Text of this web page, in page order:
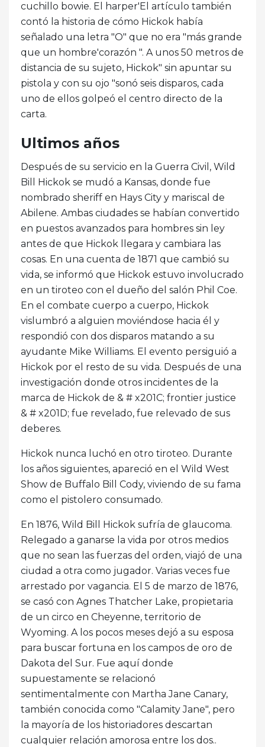
cuchillo bowie. El harper'El artículo también
contó la historia de cómo Hickok había
señalado una letra "O" que no era "más grande
que un hombre'corazón ". A unos 50 metros de
distancia de su sujeto, Hickok" sin apuntar su
pistola y con su ojo "sonó seis disparos, cada
uno de ellos golpeó el centro directo de la
carta.
Ultimos años
Después de su servicio en la Guerra Civil, Wild
Bill Hickok se mudó a Kansas, donde fue
nombrado sheriff en Hays City y mariscal de
Abilene. Ambas ciudades se habían convertido
en puestos avanzados para hombres sin ley
antes de que Hickok llegara y cambiara las
cosas. En una cuenta de 1871 que cambió su
vida, se informó que Hickok estuvo involucrado
en un tiroteo con el dueño del salón Phil Coe.
En el combate cuerpo a cuerpo, Hickok
vislumbró a alguien moviéndose hacia él y
respondió con dos disparos matando a su
ayudante Mike Williams. El evento persiguió a
Hickok por el resto de su vida. Después de una
investigación donde otros incidentes de la
marca de Hickok de & # x201C; frontier justice
& # x201D; fue revelado, fue relevado de sus
deberes.
Hickok nunca luchó en otro tiroteo. Durante
los años siguientes, apareció en el Wild West
Show de Buffalo Bill Cody, viviendo de su fama
como el pistolero consumado.
En 1876, Wild Bill Hickok sufría de glaucoma.
Relegado a ganarse la vida por otros medios
que no sean las fuerzas del orden, viajó de una
ciudad a otra como jugador. Varias veces fue
arrestado por vagancia. El 5 de marzo de 1876,
se casó con Agnes Thatcher Lake, propietaria
de un circo en Cheyenne, territorio de
Wyoming. A los pocos meses dejó a su esposa
para buscar fortuna en los campos de oro de
Dakota del Sur. Fue aquí donde
supuestamente se relacionó
sentimentalmente con Martha Jane Canary,
también conocida como "Calamity Jane", pero
la mayoría de los historiadores descartan
cualquier relación amorosa entre los dos..